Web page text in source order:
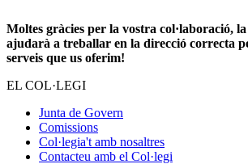
Moltes gràcies per la vostra col·laboració,
ajudarà a treballar en la direcció correcta
serveis que us oferim!
EL COL·LEGI
Junta de Govern
Comissions
Col·legia't amb nosaltres
Contacteu amb el Col·legi